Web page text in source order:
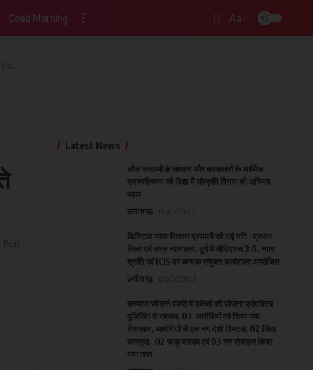
Good Morning Aa
Latest News
लोक कलाओं के संरक्षण और कलाकारों के आर्थिक
सशक्तीकरण की दिशा में संस्कृति विभाग की अभिनव
पहल
छत्तीसगढ़
डिजिटल न्याय वितरण प्रणाली की नई गति : प्रधान
जिला एवं सत्र न्यायालय, दुर्ग में मीडिएशन 3.0, न्याय
श्रुति एवं ICJS पर व्यापक संयुक्त कार्यशाला आयोजित
छत्तीसगढ़
कल्याण ज्वेलर्स पंडरी में डकैती की योजना प्रोएक्टिव
पुलिसिंग से नाकाम, 03 आरोपियों को किया गया
गिरफ्तार, आरोपियों से एक नग देशी पिस्टल, 02 जिंदा
कारतूस, 02 चाकू बरामद एवं 03 नग मोबाइल किया
गया जप्त